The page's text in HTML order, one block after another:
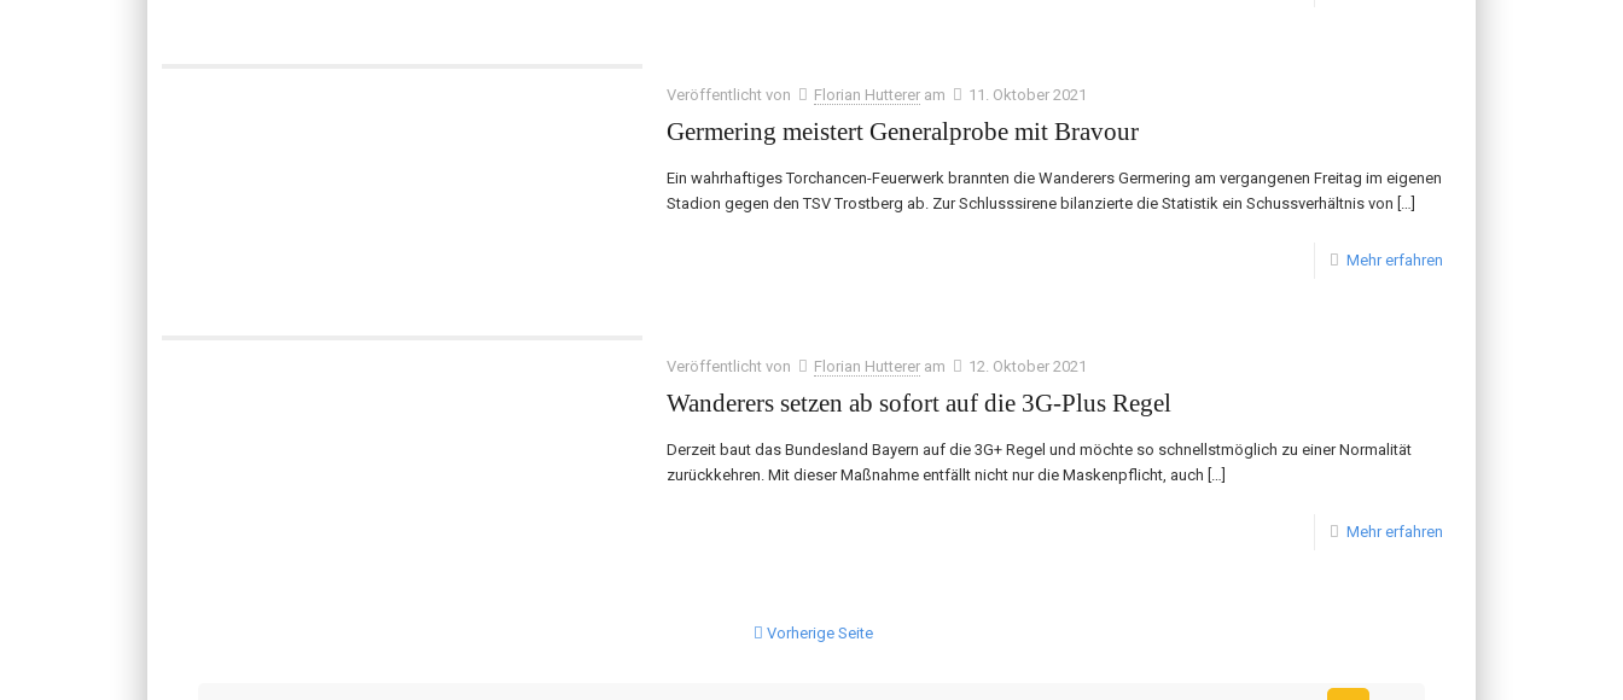
Veröffentlicht von Florian Hutterer am 11. Oktober 2021
Germering meistert Generalprobe mit Bravour
Ein wahrhaftiges Torchancen-Feuerwerk brannten die Wanderers Germering am vergangenen Freitag im eigenen
Stadion gegen den TSV Trostberg ab. Zur Schlusssirene bilanzierte die Statistik ein Schussverhältnis von […]
Mehr erfahren
Veröffentlicht von Florian Hutterer am 12. Oktober 2021
Wanderers setzen ab sofort auf die 3G-Plus Regel
Derzeit baut das Bundesland Bayern auf die 3G+ Regel und möchte so schnellstmöglich zu einer Normalität
zurückkehren. Mit dieser Maßnahme entfällt nicht nur die Maskenpflicht, auch […]
Mehr erfahren
Vorherige Seite